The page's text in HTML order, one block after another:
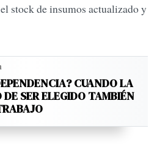
stock de insumos actualizado y
CUANDO LA
DE SER ELEGIDO TAMBIÉN